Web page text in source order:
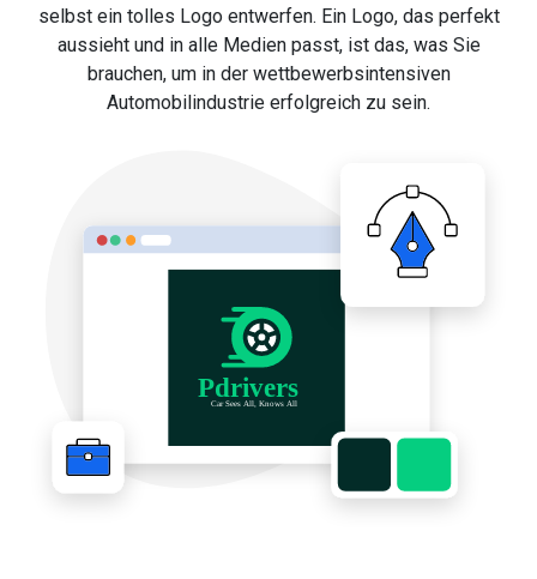
selbst ein tolles Logo entwerfen. Ein Logo, das perfekt
aussieht und in alle Medien passt, ist das, was Sie
brauchen, um in der wettbewerbsintensiven
Automobilindustrie erfolgreich zu sein.